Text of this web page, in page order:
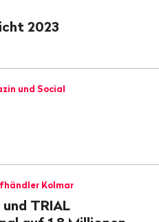
2023
und Social
Kolmar
TRIAL